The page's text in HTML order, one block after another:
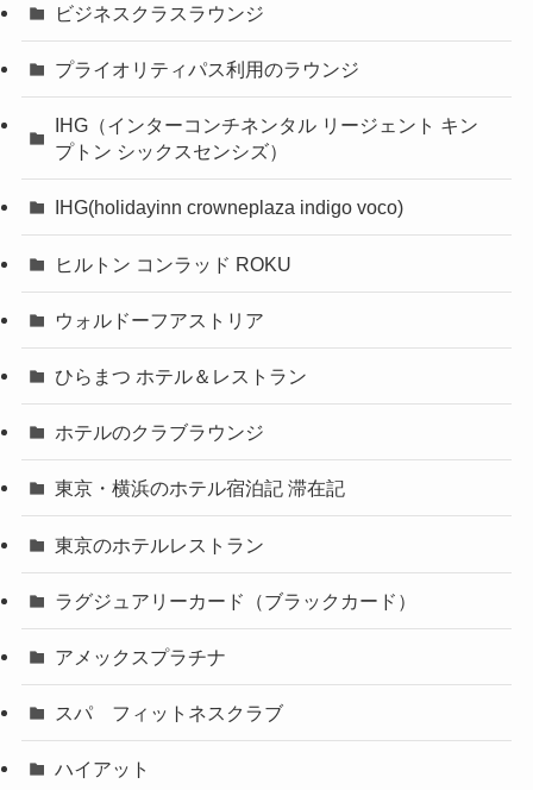
ビジネスクラスラウンジ
プライオリティパス利用のラウンジ
IHG（インターコンチネンタル リージェント キン
プトン シックスセンシズ）
IHG(holidayinn crowneplaza indigo voco)
ヒルトン コンラッド ROKU
ウォルドーフアストリア
ひらまつ ホテル＆レストラン
ホテルのクラブラウンジ
東京・横浜のホテル宿泊記 滞在記
東京のホテルレストラン
ラグジュアリーカード（ブラックカード）
アメックスプラチナ
スパ フィットネスクラブ
ハイアット